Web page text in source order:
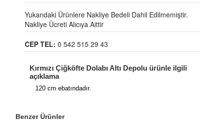
Yukarıdaki Ürünlere Nakliye Bedeli Dahil Edilmemiştir.
Nakliye Ücreti Alıcıya Aittir
CEP TEL: 0 542 515 29 43
Kırmızı Çiğköfte Dolabı Altı Depolu ürünle ilgili
açıklama
120 cm ebatındadır.
Benzer Ürünler